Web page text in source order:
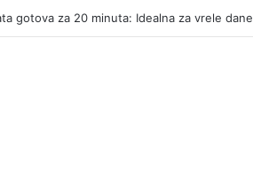
gotova za 20 minuta: Idealna za vrele dane